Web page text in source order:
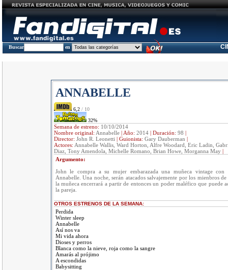
Buscar en
ANNABELLE
6,2 / 10
32%
Semana de estreno: 10/10/2014
Nombre original: Annabelle| Año: 2014| Duración: 98 |
Director: John R. Leonetti | Guionista: Gary Dauberman |
Actores: Annabelle Wallis, Ward Horton, Alfre Woodard, Eric Ladin,
Diaz, Tony Amendola, Michelle Romano, Brian Howe, Morganna May|
Argumento:
John le compra a su mujer embarazada una muñeca vintage con
Annabelle. Una noche, serán atacados salvajemente por los mienbros de
la muñeca encerrará a partir de entonces un poder maléfico que puede
la pareja.
OTROS ESTRENOS DE LA SEMANA:
Perdida
Winter sleep
Annabelle
Así nos va
Mi vida ahora
Dioses y perros
Blanca como la nieve, roja como la sangre
Amarás al prójimo
A escondidas
Babysitting